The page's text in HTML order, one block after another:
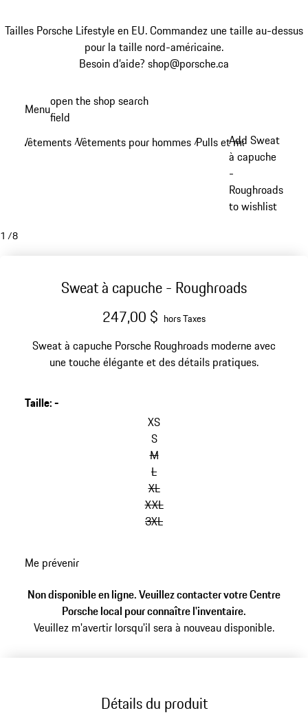
Tailles Porsche Lifestyle en EU. Commandez une taille au-dessus
pour la taille nord-américaine.
Besoin d’aide? shop@porsche.ca
principal
Menuopen the shop search
field
Vêtements /Vêtements pour hommes /Pulls et manches
Add Sweat
à capuche
-
Roughroads
to wishlist
1 /8
Sweat à capuche - Roughroads
247,00 $ hors Taxes
Sweat à capuche Porsche Roughroads moderne avec
une touche élégante et des détails pratiques.
Taille:-
XS
S
M
L
XL
XXL
3XL
aux
(Taille)
Me prévenir
Non disponible en ligne. Veuillez contacter votre Centre
Porsche local pour connaître l'inventaire.
Veuillez m'avertir lorsqu'il sera à nouveau disponible.
Détails du produit